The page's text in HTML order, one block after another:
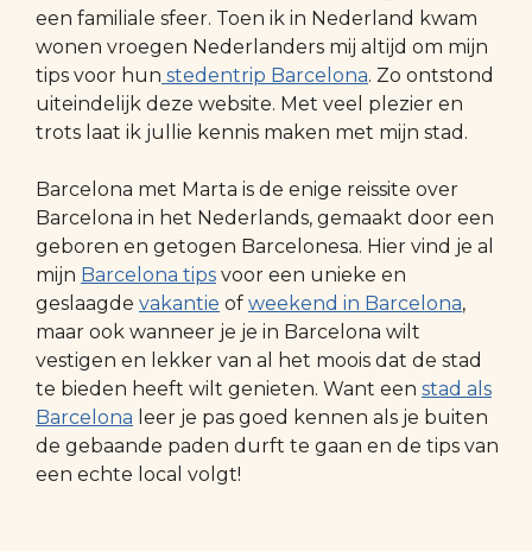
een familiale sfeer. Toen ik in Nederland kwam
wonen vroegen Nederlanders mij altijd om mijn
tips voor hun stedentrip Barcelona. Zo ontstond
uiteindelijk deze website. Met veel plezier en
trots laat ik jullie kennis maken met mijn stad.
Barcelona met Marta is de enige reissite over
Barcelona in het Nederlands, gemaakt door een
geboren en getogen Barcelonesa. Hier vind je al
mijn Barcelona tips voor een unieke en
geslaagde vakantie of weekend in Barcelona,
maar ook wanneer je je in Barcelona wilt
vestigen en lekker van al het moois dat de stad
te bieden heeft wilt genieten. Want een stad als
Barcelona leer je pas goed kennen als je buiten
de gebaande paden durft te gaan en de tips van
een echte local volgt!